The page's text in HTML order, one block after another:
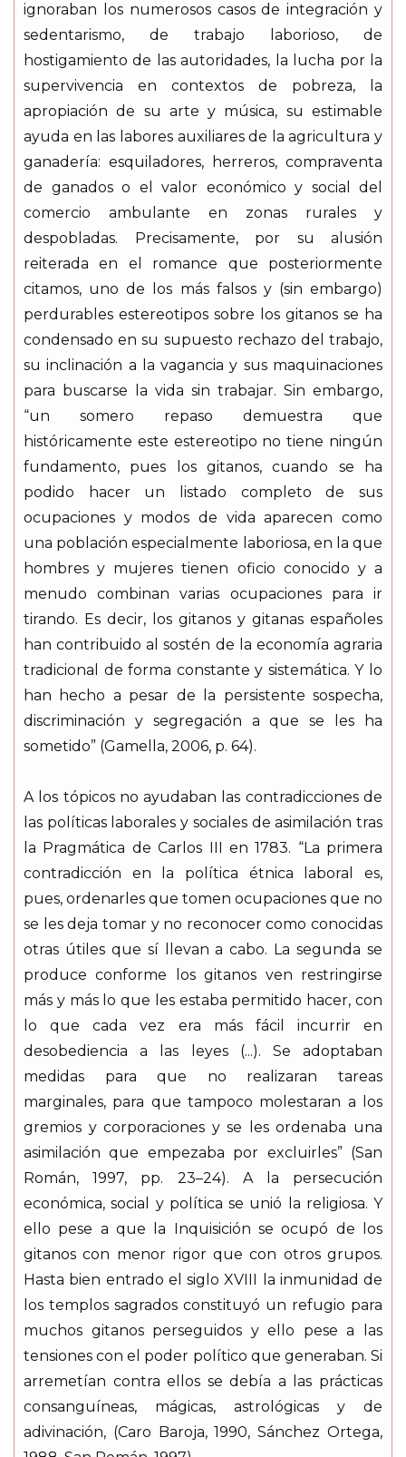
ignoraban los numerosos casos de integración y
sedentarismo, de trabajo laborioso, de
hostigamiento de las autoridades, la lucha por la
supervivencia en contextos de pobreza, la
apropiación de su arte y música, su estimable
ayuda en las labores auxiliares de la agricultura y
ganadería: esquiladores, herreros, compraventa
de ganados o el valor económico y social del
comercio ambulante en zonas rurales y
despobladas. Precisamente, por su alusión
reiterada en el romance que posteriormente
citamos, uno de los más falsos y (sin embargo)
perdurables estereotipos sobre los gitanos se ha
condensado en su supuesto rechazo del trabajo,
su inclinación a la vagancia y sus maquinaciones
para buscarse la vida sin trabajar. Sin embargo,
“un somero repaso demuestra que
históricamente este estereotipo no tiene ningún
fundamento, pues los gitanos, cuando se ha
podido hacer un listado completo de sus
ocupaciones y modos de vida aparecen como
una población especialmente laboriosa, en la que
hombres y mujeres tienen oficio conocido y a
menudo combinan varias ocupaciones para ir
tirando. Es decir, los gitanos y gitanas españoles
han contribuido al sostén de la economía agraria
tradicional de forma constante y sistemática. Y lo
han hecho a pesar de la persistente sospecha,
discriminación y segregación a que se les ha
sometido” (Gamella, 2006, p. 64).
A los tópicos no ayudaban las contradicciones de
las políticas laborales y sociales de asimilación tras
la Pragmática de Carlos III en 1783. “La primera
contradicción en la política étnica laboral es,
pues, ordenarles que tomen ocupaciones que no
se les deja tomar y no reconocer como conocidas
otras útiles que sí llevan a cabo. La segunda se
produce conforme los gitanos ven restringirse
más y más lo que les estaba permitido hacer, con
lo que cada vez era más fácil incurrir en
desobediencia a las leyes (...). Se adoptaban
medidas para que no realizaran tareas
marginales, para que tampoco molestaran a los
gremios y corporaciones y se les ordenaba una
asimilación que empezaba por excluirles” (San
Román, 1997, pp. 23–24). A la persecución
económica, social y política se unió la religiosa. Y
ello pese a que la Inquisición se ocupó de los
gitanos con menor rigor que con otros grupos.
Hasta bien entrado el siglo XVIII la inmunidad de
los templos sagrados constituyó un refugio para
muchos gitanos perseguidos y ello pese a las
tensiones con el poder político que generaban. Si
arremetían contra ellos se debía a las prácticas
consanguíneas, mágicas, astrológicas y de
adivinación, (Caro Baroja, 1990, Sánchez Ortega,